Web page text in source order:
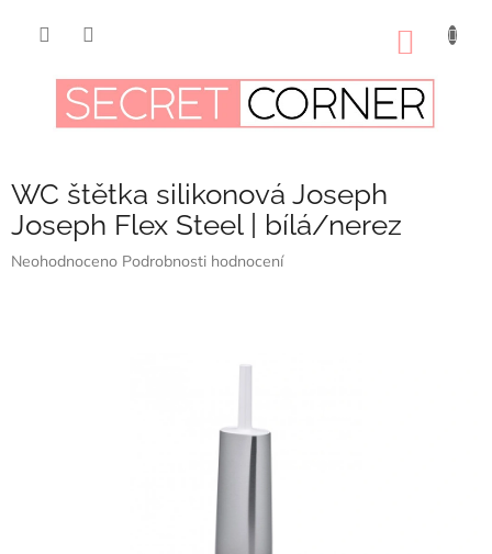
WC štětka silikonová Joseph
Joseph Flex Steel | bílá/nerez
Průměrné
Neohodnoceno Podrobnosti hodnocení